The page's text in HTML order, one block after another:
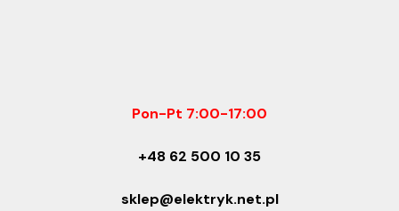
Pon-Pt 7:00-17:00
+48 62 500 10 35
sklep@elektryk.net.pl